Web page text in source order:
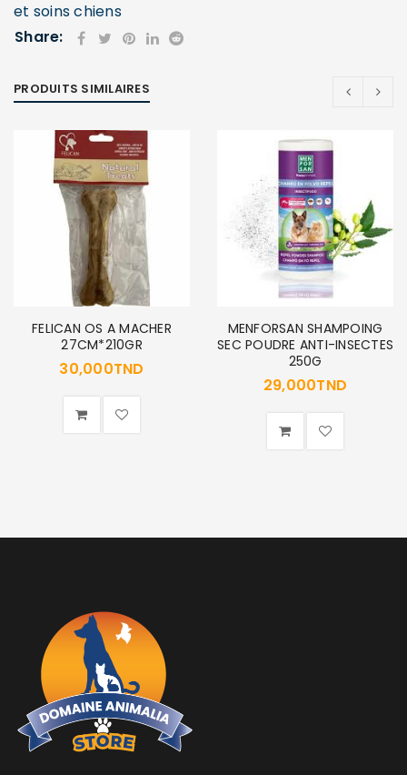
et soins chiens
Share:
PRODUITS SIMILAIRES
FELICAN OS A MACHER
27CM*210GR
30,000TND
MENFORSAN SHAMPOING
SEC POUDRE ANTI-INSECTES
250G
29,000TND